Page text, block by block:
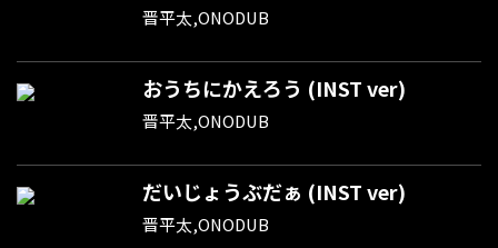
晋平太,ONODUB
おうちにかえろう (INST ver)
晋平太,ONODUB
だいじょうぶだぁ (INST ver)
晋平太,ONODUB